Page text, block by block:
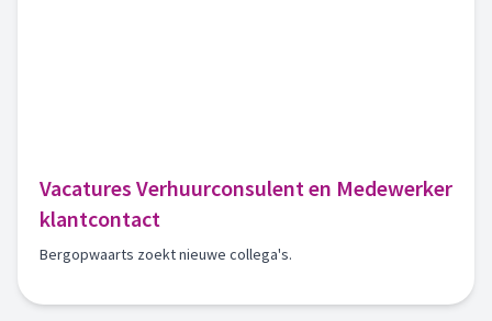
Vacatures Verhuurconsulent en Medewerker
klantcontact
Bergopwaarts zoekt nieuwe collega's.